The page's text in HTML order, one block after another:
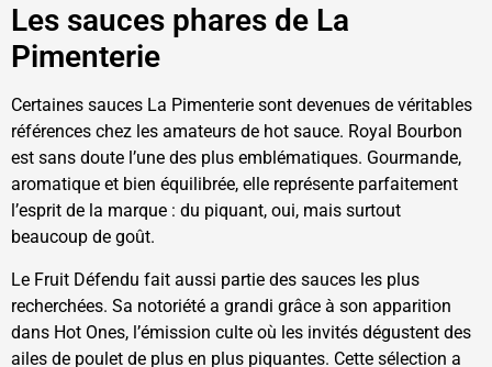
Les sauces phares de La
Pimenterie
Certaines sauces La Pimenterie sont devenues de véritables
références chez les amateurs de hot sauce. Royal Bourbon
est sans doute l’une des plus emblématiques. Gourmande,
aromatique et bien équilibrée, elle représente parfaitement
l’esprit de la marque : du piquant, oui, mais surtout
beaucoup de goût.
Le Fruit Défendu fait aussi partie des sauces les plus
recherchées. Sa notoriété a grandi grâce à son apparition
dans Hot Ones, l’émission culte où les invités dégustent des
ailes de poulet de plus en plus piquantes. Cette sélection a